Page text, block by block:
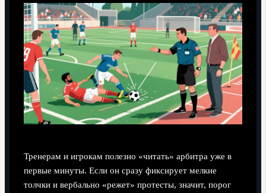
Тренерам и игрокам полезно «читать» арбитра уже в
первые минуты. Если он сразу фиксирует мелкие
толчки и вербально «режет» протесты, значит, порог